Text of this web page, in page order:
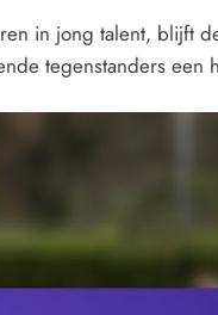
in jong talent, blijft
tegenstanders een